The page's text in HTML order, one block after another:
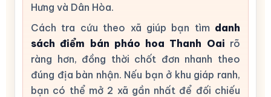
Hưng và Dân Hòa.
Cách tra cứu theo xã giúp bạn tìm danh
sách điểm bán pháo hoa Thanh Oai rõ
ràng hơn, đồng thời chốt đơn nhanh theo
đúng địa bàn nhận. Nếu bạn ở khu giáp ranh,
bạn có thể mở 2 xã gần nhất để đối chiếu